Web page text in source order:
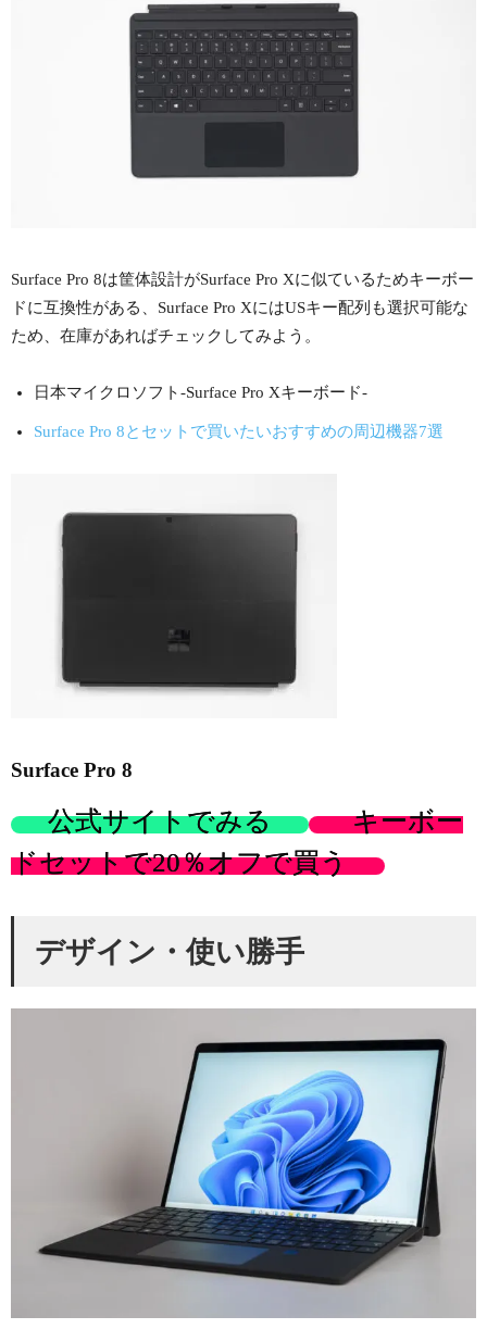
Surface Pro 8は筐体設計がSurface Pro Xに似ているためキーボー
ドに互換性がある、Surface Pro XにはUSキー配列も選択可能な
ため、在庫があればチェックしてみよう。
日本マイクロソフト-Surface Pro Xキーボード-
Surface Pro 8とセットで買いたいおすすめの周辺機器7選
Surface Pro 8
公式サイトでみる
キーボー
ドセットで20％オフで買う
デザイン・使い勝手